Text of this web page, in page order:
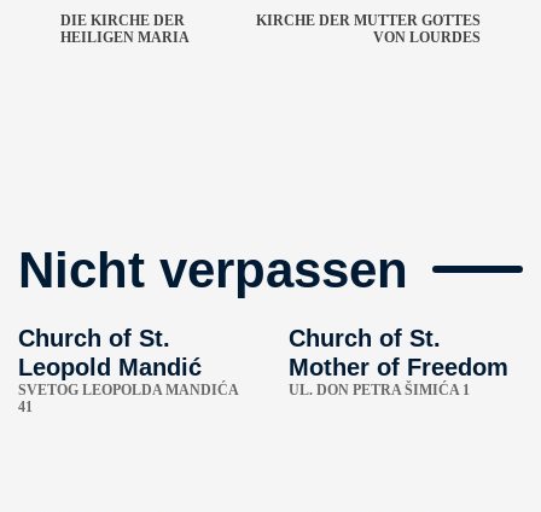
DIE KIRCHE DER
HEILIGEN MARIA
KIRCHE DER MUTTER GOTTES
VON LOURDES
Nicht verpassen
Church of St.
Leopold Mandić
SVETOG LEOPOLDA MANDIĆA
41
Church of St.
Mother of Freedom
UL. DON PETRA ŠIMIĆA 1